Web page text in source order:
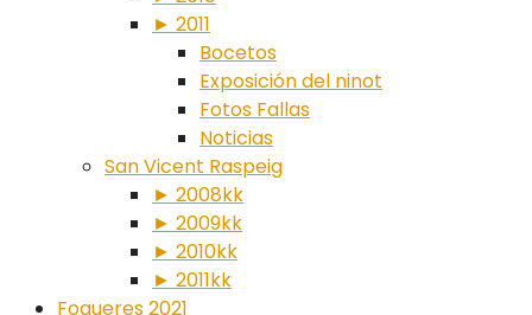
► 2011
Bocetos
Exposición del ninot
Fotos Fallas
Noticias
San Vicent Raspeig
► 2008kk
► 2009kk
► 2010kk
► 2011kk
Fogueres 2021